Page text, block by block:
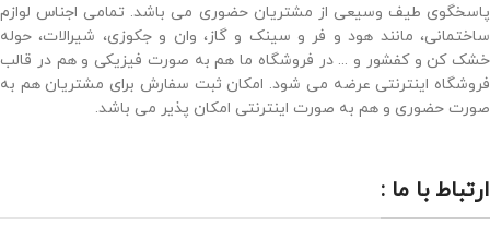
پاسخگوی طیف وسیعی از مشتریان حضوری می باشد. تمامی اجناس لوازم
ساختمانی، مانند هود و فر و سینک و گاز، وان و جکوزی، شیرالات، حوله
خشک کن و کفشور و ... در فروشگاه ما هم به صورت فیزیکی و هم در قالب
فروشگاه اینترنتی عرضه می شود. امکان ثبت سفارش برای مشتریان هم به
صورت حضوری و هم به صورت اینترنتی امکان پذیر می باشد.
ارتباط با ما :